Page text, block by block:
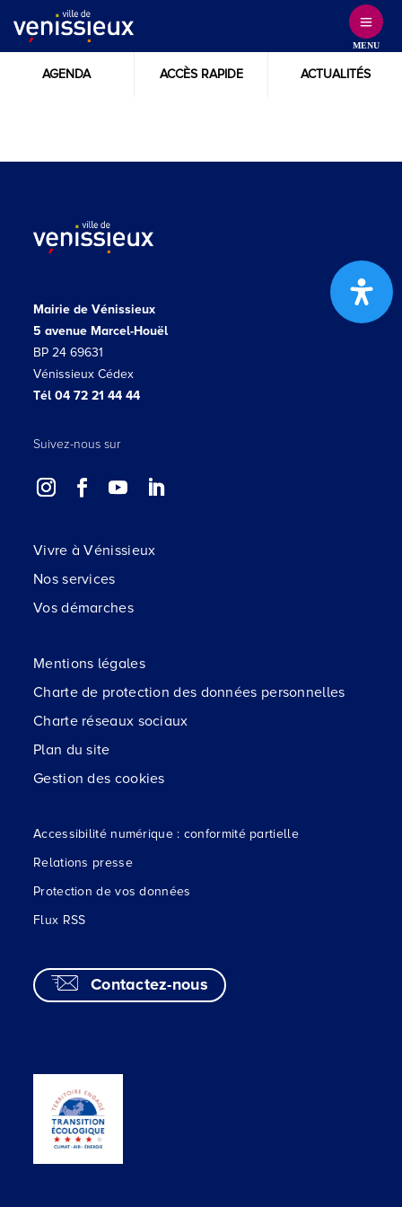
Content
MENU
AGENDA ACCÈS RAPIDE ACTUALITÉS
Mairie de Vénissieux
5 avenue Marcel-Houël
BP 24 69631
Vénissieux Cédex
Tél 04 72 21 44 44
Suivez-nous sur
Vivre à Vénissieux
Nos services
Vos démarches
Mentions légales
Charte de protection des données personnelles
Charte réseaux sociaux
Plan du site
Gestion des cookies
Accessibilité numérique : conformité partielle
Relations presse
Protection de vos données
Flux RSS
Contactez-nous